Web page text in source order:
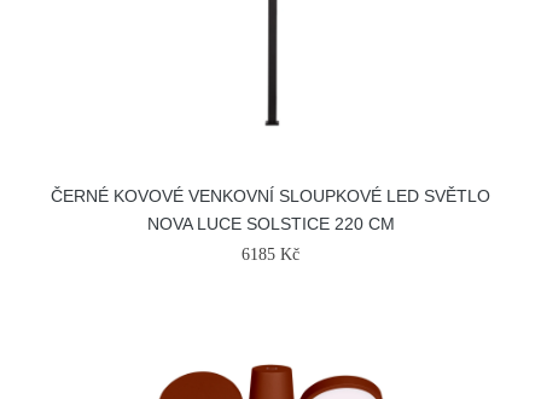
ČERNÉ KOVOVÉ VENKOVNÍ SLOUPKOVÉ LED SVĚTLO
NOVA LUCE SOLSTICE 220 CM
6185 Kč